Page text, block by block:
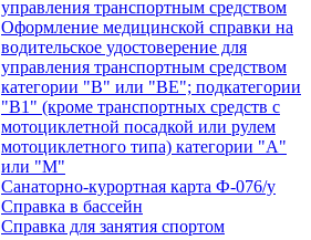
управления транспортным средством
Оформление медицинской справки на
водительское удостоверение для
управления транспортным средством
категории "В" или "BE"; подкатегории
"В1" (кроме транспортных средств с
мотоциклетной посадкой или рулем
мотоциклетного типа) категории "А"
или "М"
Санаторно-курортная карта Ф-076/у
Справка в бассейн
Справка для занятия спортом